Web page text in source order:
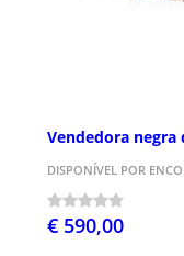
Vendedora negra
DISPONÍVEL POR
€ 590,00